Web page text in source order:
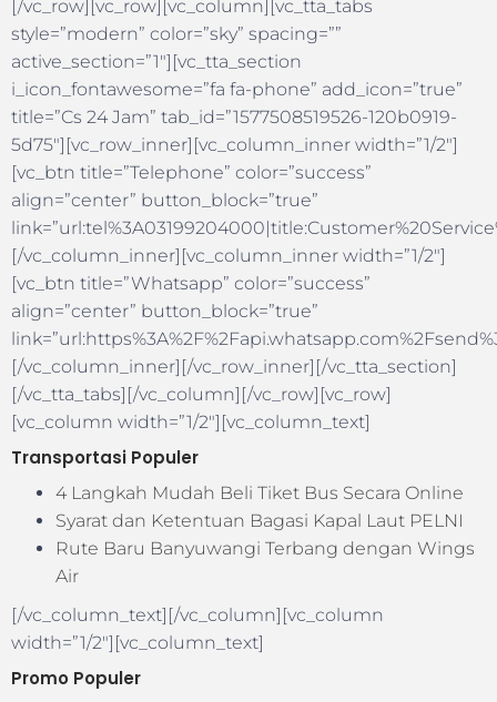
[/vc_row][vc_row][vc_column][vc_tta_tabs
style=”modern” color=”sky” spacing=””
active_section=”1″][vc_tta_section
i_icon_fontawesome=”fa fa-phone” add_icon=”true”
title=”Cs 24 Jam” tab_id=”1577508519526-120b0919-
5d75″][vc_row_inner][vc_column_inner width=”1/2″]
[vc_btn title=”Telephone” color=”success”
align=”center” button_block=”true”
[/vc_column_inner][vc_column_inner width=”1/2″]
[vc_btn title=”Whatsapp” color=”success”
align=”center” button_block=”true”
[/vc_column_inner][/vc_row_inner][/vc_tta_section]
[/vc_tta_tabs][/vc_column][/vc_row][vc_row]
[vc_column width=”1/2″][vc_column_text]
Transportasi Populer
4 Langkah Mudah Beli Tiket Bus Secara Online
Syarat dan Ketentuan Bagasi Kapal Laut PELNI
Rute Baru Banyuwangi Terbang dengan Wings
Air
[/vc_column_text][/vc_column][vc_column
width=”1/2″][vc_column_text]
Promo Populer